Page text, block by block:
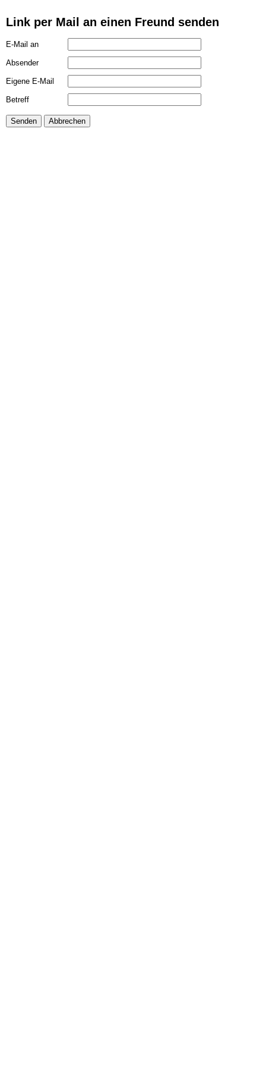
Link per Mail an einen Freund senden
E-Mail an
Absender
Eigene E-Mail
Betreff
Senden Abbrechen